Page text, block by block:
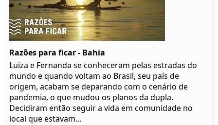
Razões para ficar - Bahia
Luiza e Fernanda se conheceram pelas estradas do
mundo e quando voltam ao Brasil, seu país de
origem, acabam se deparando com o cenário de
pandemia, o que mudou os planos da dupla.
Decidiram então seguir a vida em comunidade no
local que estavam...